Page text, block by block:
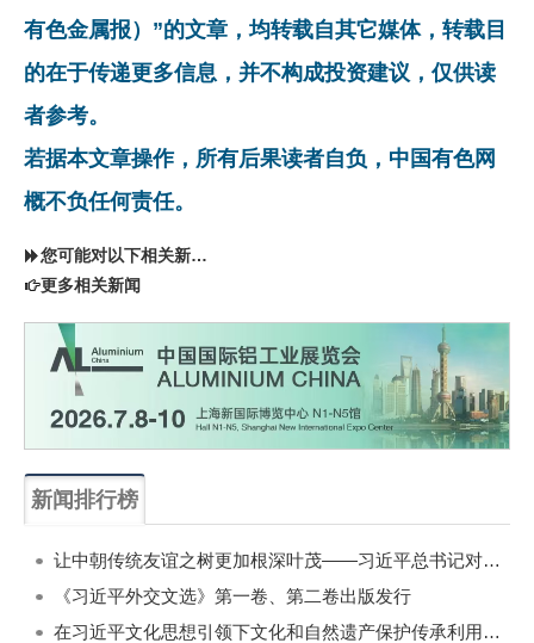
有色金属报）”的文章，均转载自其它媒体，转载目
的在于传递更多信息，并不构成投资建议，仅供读
者参考。
若据本文章操作，所有后果读者自负，中国有色网
概不负任何责任。
您可能对以下相关新闻同样感兴趣
更多相关新闻
新闻排行榜
让中朝传统友谊之树更加根深叶茂——习近平总书记对朝鲜进行国事访问纪实
《习近平外交文选》第一卷、第二卷出版发行
在习近平文化思想引领下文化和自然遗产保护传承利用工作开创新局面